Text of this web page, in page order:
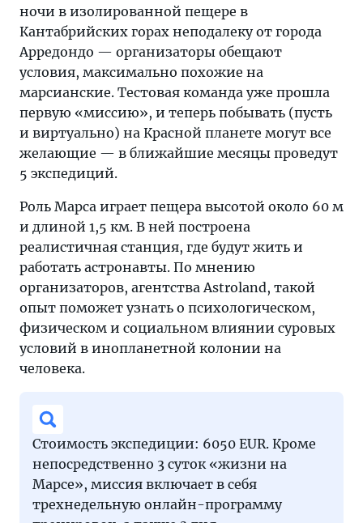
ночи в изолированной пещере в
Кантабрийских горах неподалеку от города
Арредондо — организаторы обещают
условия, максимально похожие на
марсианские. Тестовая команда уже прошла
первую «миссию», и теперь побывать (пусть
и виртуально) на Красной планете могут все
желающие — в ближайшие месяцы проведут
5 экспедиций.
Роль Марса играет пещера высотой около 60 м
и длиной 1,5 км. В ней построена
реалистичная станция, где будут жить и
работать астронавты. По мнению
организаторов, агентства Astroland, такой
опыт поможет узнать о психологическом,
физическом и социальном влиянии суровых
условий в инопланетной колонии на
человека.
Стоимость экспедиции: 6050 EUR. Кроме
непосредственно 3 суток «жизни на
Марсе», миссия включает в себя
трехнедельную онлайн-программу